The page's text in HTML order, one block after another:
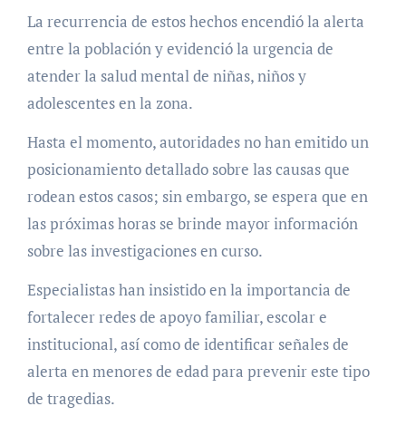
La recurrencia de estos hechos encendió la alerta
entre la población y evidenció la urgencia de
atender la salud mental de niñas, niños y
adolescentes en la zona.
Hasta el momento, autoridades no han emitido un
posicionamiento detallado sobre las causas que
rodean estos casos; sin embargo, se espera que en
las próximas horas se brinde mayor información
sobre las investigaciones en curso.
Especialistas han insistido en la importancia de
fortalecer redes de apoyo familiar, escolar e
institucional, así como de identificar señales de
alerta en menores de edad para prevenir este tipo
de tragedias.